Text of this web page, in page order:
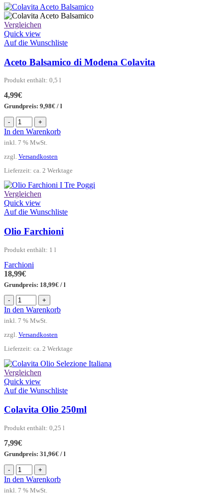
Vergleichen
Quick view
Auf die Wunschliste
Aceto Balsamico di Modena Colavita
Produkt enthält: 0,5 l
4,99€
Grundpreis: 9,98€ / l
-
Aceto
Balsamico
di
Modena
Colavita
+
In den Warenkorb
inkl. 7 % MwSt.
zzgl. Versandkosten
Lieferzeit: ca. 2 Werktage
Vergleichen
Quick view
Auf die Wunschliste
Olio Farchioni
Produkt enthält: 1 l
Farchioni
18,99€
Grundpreis: 18,99€ / l
-
Olio
Farchioni
Menge
+
In den Warenkorb
inkl. 7 % MwSt.
zzgl. Versandkosten
Lieferzeit: ca. 2 Werktage
Vergleichen
Quick view
Auf die Wunschliste
Colavita Olio 250ml
Produkt enthält: 0,25 l
7,99€
Grundpreis: 31,96€ / l
-
Colavita
Olio
250ml
Menge
+
In den Warenkorb
inkl. 7 % MwSt.